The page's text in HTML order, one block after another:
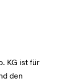
KG ist für
den